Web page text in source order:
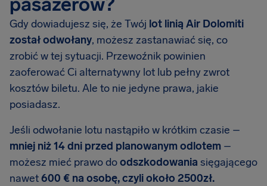
Gdy dowiadujesz się, że Twój lot linią Air Dolomiti
został odwołany, możesz zastanawiać się, co
zrobić w tej sytuacji. Przewoźnik powinien
zaoferować Ci alternatywny lot lub pełny zwrot
kosztów biletu. Ale to nie jedyne prawa, jakie
posiadasz.
Jeśli odwołanie lotu nastąpiło w krótkim czasie –
mniej niż 14 dni przed planowanym odlotem –
możesz mieć prawo doodszkodowania sięgającego
nawet600 € na osobę, czyli około 2500zł.